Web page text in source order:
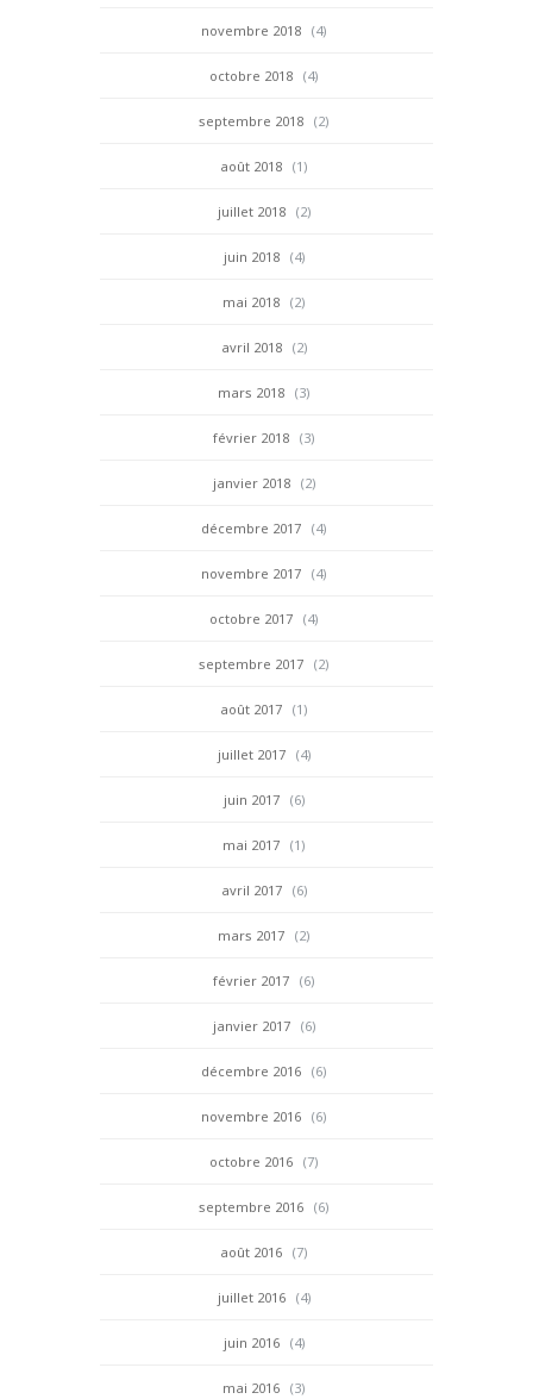
novembre 2018 (4)
octobre 2018 (4)
septembre 2018 (2)
août 2018 (1)
juillet 2018 (2)
juin 2018 (4)
mai 2018 (2)
avril 2018 (2)
mars 2018 (3)
février 2018 (3)
janvier 2018 (2)
décembre 2017 (4)
novembre 2017 (4)
octobre 2017 (4)
septembre 2017 (2)
août 2017 (1)
juillet 2017 (4)
juin 2017 (6)
mai 2017 (1)
avril 2017 (6)
mars 2017 (2)
février 2017 (6)
janvier 2017 (6)
décembre 2016 (6)
novembre 2016 (6)
octobre 2016 (7)
septembre 2016 (6)
août 2016 (7)
juillet 2016 (4)
juin 2016 (4)
mai 2016 (3)